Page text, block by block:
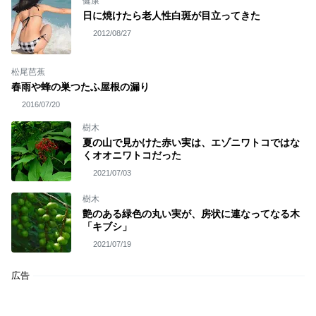
日に焼けたら老人性白斑が目立ってきた
2012/08/27
松尾芭蕉
春雨や蜂の巣つたふ屋根の漏り
2016/07/20
樹木
夏の山で見かけた赤い実は、エゾニワトコではな
くオオニワトコだった
2021/07/03
樹木
艶のある緑色の丸い実が、房状に連なってなる木
「キブシ」
2021/07/19
広告